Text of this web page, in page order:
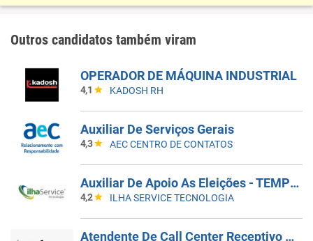
Outros candidatos também viram
OPERADOR DE MÁQUINA INDUSTRIAL
4,1 KADOSH RH
Auxiliar De Serviços Gerais
4,3 AEC CENTRO DE CONTATOS
Auxiliar De Apoio As Eleições - TEMPORÁRIO
4,2 ILHA SERVICE TECNOLOGIA
Atendente De Call Center Receptivo 5X2